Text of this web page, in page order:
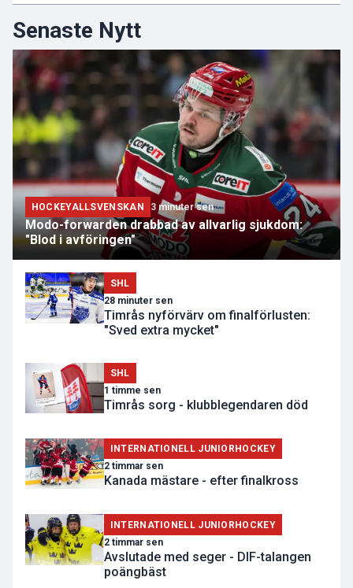
Senaste Nytt
HOCKEYALLSVENSKAN 3 minuter sen
Modo-forwarden drabbad av allvarlig sjukdom:
"Blod i avföringen"
SHL
28 minuter sen
Timrås nyförvärv om finalförlusten:
"Sved extra mycket"
SHL
1 timme sen
Timrås sorg - klubblegendaren död
INTERNATIONELL JUNIORHOCKEY
2 timmar sen
Kanada mästare - efter finalkross
INTERNATIONELL JUNIORHOCKEY
2 timmar sen
Avslutade med seger - DIF-talangen
poängbäst